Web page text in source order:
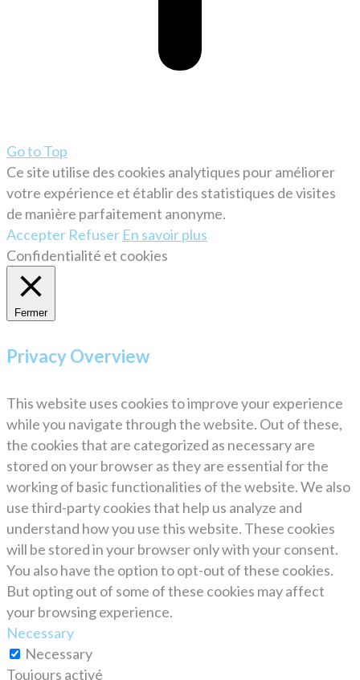
Go to Top
Ce site utilise des cookies analytiques pour améliorer
votre expérience et établir des statistiques de visites
de manière parfaitement anonyme.
Accepter Refuser En savoir plus
Confidentialité et cookies
Fermer
Privacy Overview
This website uses cookies to improve your experience
while you navigate through the website. Out of these,
the cookies that are categorized as necessary are
stored on your browser as they are essential for the
working of basic functionalities of the website. We also
use third-party cookies that help us analyze and
understand how you use this website. These cookies
will be stored in your browser only with your consent.
You also have the option to opt-out of these cookies.
But opting out of some of these cookies may affect
your browsing experience.
Necessary
Necessary
Toujours activé